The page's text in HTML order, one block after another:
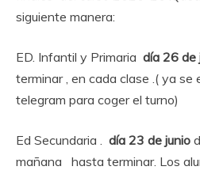
siguiente manera:
ED. Infantil y Primaria día 26 de
terminar , en cada clase .( ya se
telegram para coger el turno)
Ed Secundaria . día 23 de junio
mañana hasta terminar. Los